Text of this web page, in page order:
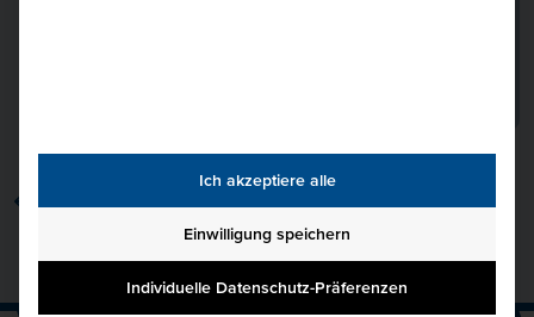
zurück
Ich akzeptiere alle
Einwilligung speichern
Individuelle Datenschutz-Präferenzen